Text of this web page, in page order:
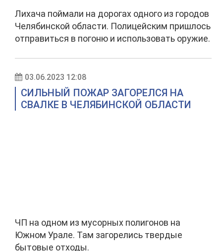
Лихача поймали на дорогах одного из городов
Челябинской области. Полицейским пришлось
отправиться в погоню и использовать оружие.
03.06.2023 12:08
СИЛЬНЫЙ ПОЖАР ЗАГОРЕЛСЯ НА
СВАЛКЕ В ЧЕЛЯБИНСКОЙ ОБЛАСТИ
ЧП на одном из мусорных полигонов на
Южном Урале. Там загорелись твердые
бытовые отходы.